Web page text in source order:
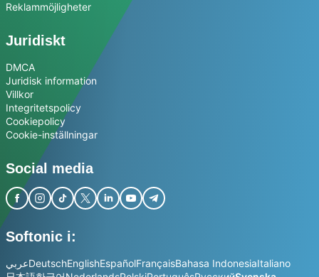
Reklammöjligheter
Juridiskt
DMCA
Juridisk information
Villkor
Integritetspolicy
Cookiepolicy
Cookie-inställningar
Social media
Softonic i:
عربيDeutschEnglishEspañolFrançaisBahasa IndonesiaItaliano